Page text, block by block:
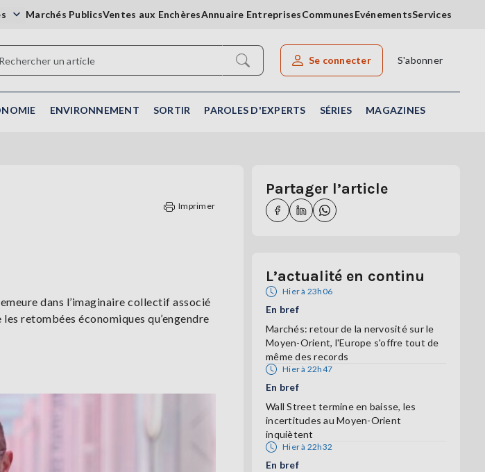
Marchés PublicsVentes aux EnchèresAnnuaire EntreprisesCommunesEvénementsServices
Rechercher un article
Se connecter S'abonner
ENVIRONNEMENT SORTIR PAROLES D'EXPERTS SÉRIES MAGAZINES
Imprimer
dans l’imaginaire collectif associé
retombées économiques qu’engendre
Partager l’article
L’actualité en continu
Hier à 23h06
En bref
Marchés: retour de la nervosité sur le
Moyen-Orient, l'Europe s'offre tout de
même des records
Hier à 22h47
En bref
Wall Street termine en baisse, les
incertitudes au Moyen-Orient
inquiètent
Hier à 22h32
En bref